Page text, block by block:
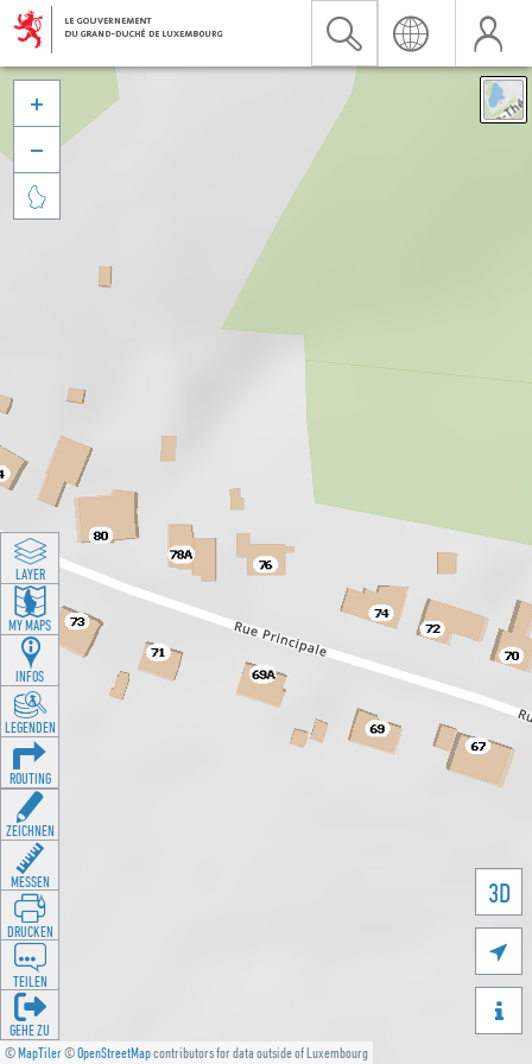
©MapTiler©OpenStreetMapcontributors for data outside of Luxembourg
3D





LAYER
MY MAPS
INFOS
LEGENDEN
ROUTING
ZEICHNEN
MESSEN
DRUCKEN
TEILEN
GEHE ZU